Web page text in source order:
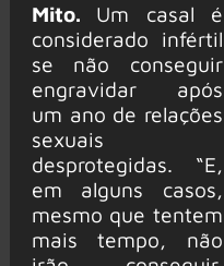
Mito. Um casal é
considerado infértil
se não conseguir
engravidar após
um ano de relações
sexuais
desprotegidas. “E,
em alguns casos,
mesmo que tentem
mais tempo, não